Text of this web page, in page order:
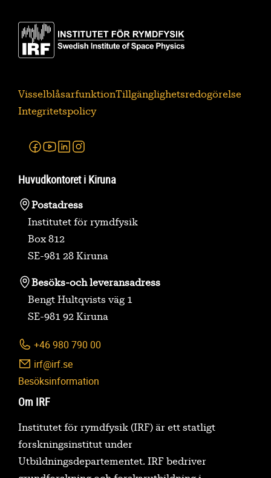
VisselblåsarfunktionTillgänglighetsredogörelse
Integritetspolicy
Facebook
YoutubeLinkedin
Huvudkontoret i Kiruna
Postadress
Institutet för rymdfysik
Box 812
SE-981 28 Kiruna
Besöks-och leveransadress
Bengt Hultqvists väg 1
SE-981 92 Kiruna
+46 980 790 00
irf@irf.se
Besöksinformation
Om IRF
Institutet för rymdfysik (IRF) är ett statligt
forskningsinstitut under
Utbildningsdepartementet. IRF bedriver